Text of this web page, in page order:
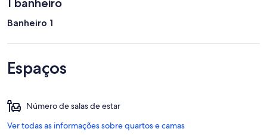
1 banheiro
Banheiro 1
Espaços
Número de salas de estar
Ver todas as informações sobre quartos e camas